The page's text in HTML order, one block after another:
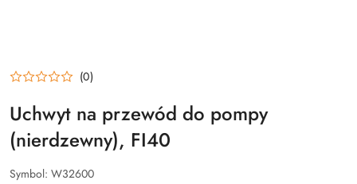
(0)
Uchwyt na przewód do pompy
(nierdzewny), FI40
Symbol: W32600